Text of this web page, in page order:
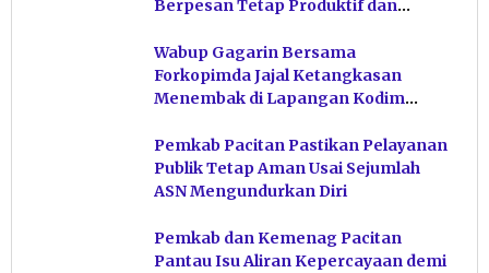
Berpesan Tetap Produktif dan
Wabup Gagarin Bersama
Forkopimda Jajal Ketangkasan
Menembak di Lapangan Kodim
Pemkab Pacitan Pastikan Pelayanan
Publik Tetap Aman Usai Sejumlah
ASN Mengundurkan Diri
Pemkab dan Kemenag Pacitan
Pantau Isu Aliran Kepercayaan demi